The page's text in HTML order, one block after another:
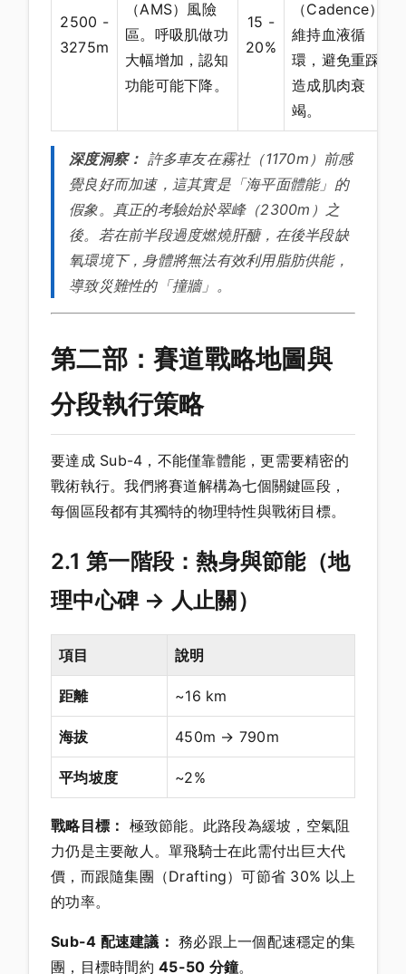
2500 -
3275m
（AMS）風險
區。呼吸肌做功
大幅增加，認知
功能可能下降。
15 -
20%
（Cadence）
維持血液循
環，避免重踩
造成肌肉衰
竭。
深度洞察： 許多車友在霧社（1170m）前感
覺良好而加速，這其實是「海平面體能」的
假象。真正的考驗始於翠峰（2300m）之
後。若在前半段過度燃燒肝醣，在後半段缺
氧環境下，身體將無法有效利用脂肪供能，
導致災難性的「撞牆」。
第二部：賽道戰略地圖與
分段執行策略
要達成 Sub-4，不能僅靠體能，更需要精密的
戰術執行。我們將賽道解構為七個關鍵區段，
每個區段都有其獨特的物理特性與戰術目標。
2.1 第一階段：熱身與節能（地
理中心碑 → 人止關）
項目 說明
距離 ~16 km
海拔 450m → 790m
平均坡度 ~2%
戰略目標： 極致節能。此路段為緩坡，空氣阻
力仍是主要敵人。單飛騎士在此需付出巨大代
價，而跟隨集團（Drafting）可節省 30% 以上
的功率。
Sub-4 配速建議： 務必跟上一個配速穩定的集
團，目標時間約 45-50 分鐘。